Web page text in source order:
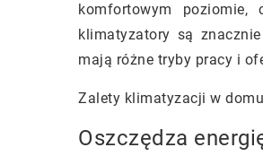
komfortowym
klimatyzatory są
mają różne tryby pracy i
Zalety klimatyzacji w
Oszczędza